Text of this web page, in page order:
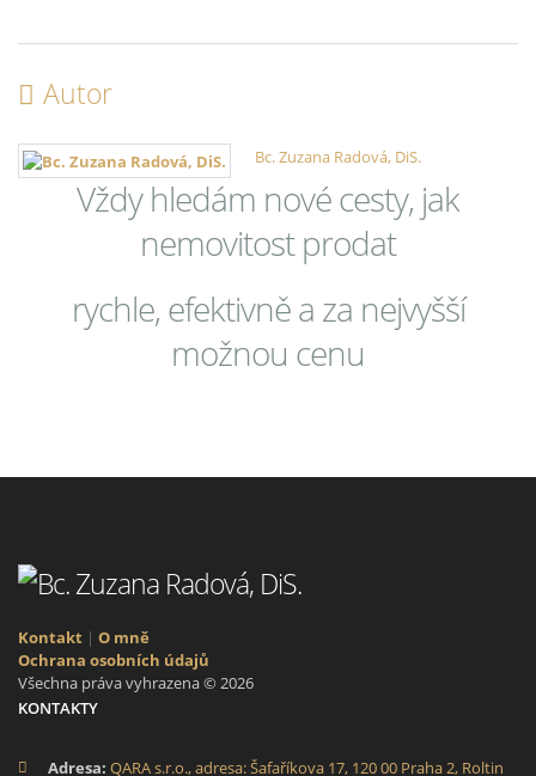
Autor
Bc. Zuzana Radová, DiS.
Vždy hledám nové cesty, jak
nemovitost prodat
rychle, efektivně a za nejvyšší
možnou cenu
Kontakt | O mně
Ochrana osobních údajů
Všechna práva vyhrazena © 2026
KONTAKTY
Adresa: QARA s.r.o., adresa: Šafaříkova 17, 120 00 Praha 2, Roltin